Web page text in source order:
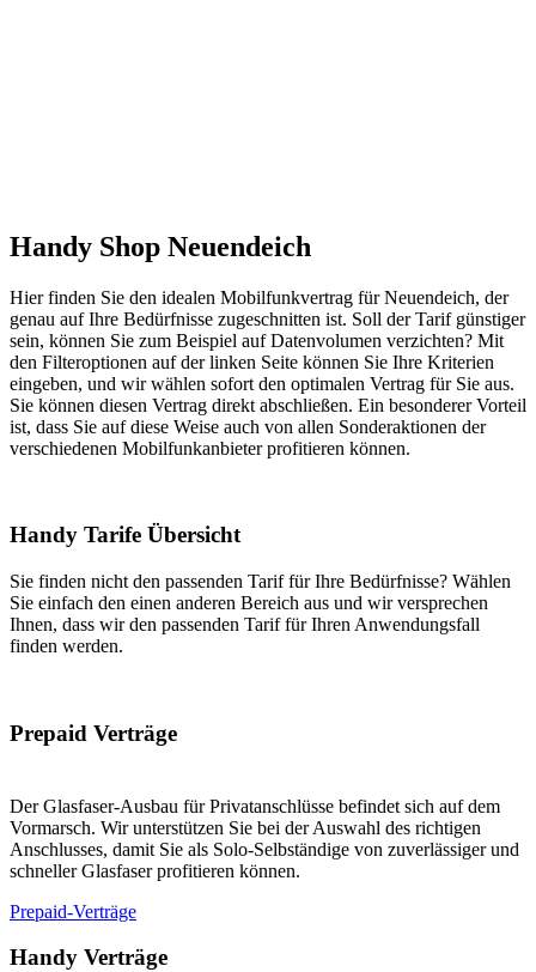
Handy Shop Neuendeich
Hier finden Sie den idealen Mobilfunkvertrag für Neuendeich, der
genau auf Ihre Bedürfnisse zugeschnitten ist. Soll der Tarif günstiger
sein, können Sie zum Beispiel auf Datenvolumen verzichten? Mit
den Filteroptionen auf der linken Seite können Sie Ihre Kriterien
eingeben, und wir wählen sofort den optimalen Vertrag für Sie aus.
Sie können diesen Vertrag direkt abschließen. Ein besonderer Vorteil
ist, dass Sie auf diese Weise auch von allen Sonderaktionen der
verschiedenen Mobilfunkanbieter profitieren können.
Handy Tarife Übersicht
Sie finden nicht den passenden Tarif für Ihre Bedürfnisse? Wählen
Sie einfach den einen anderen Bereich aus und wir versprechen
Ihnen, dass wir den passenden Tarif für Ihren Anwendungsfall
finden werden.
Prepaid Verträge
Der Glasfaser-Ausbau für Privatanschlüsse befindet sich auf dem
Vormarsch. Wir unterstützen Sie bei der Auswahl des richtigen
Anschlusses, damit Sie als Solo-Selbständige von zuverlässiger und
schneller Glasfaser profitieren können.
Prepaid-Verträge
Handy Verträge